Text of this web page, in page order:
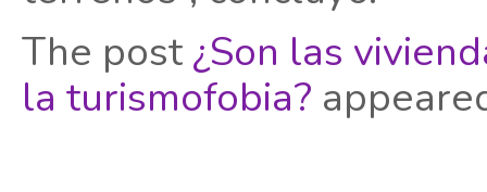
The post ¿Son las
la turismofobia?